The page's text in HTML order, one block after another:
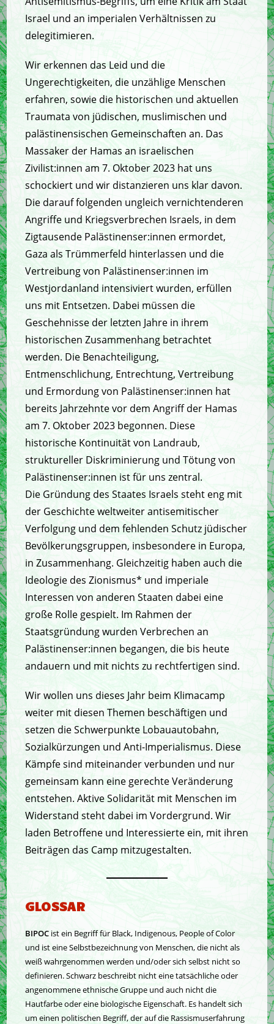
Israel und an imperialen Verhältnissen zu
delegitimieren.
Wir erkennen das Leid und die
Ungerechtigkeiten, die unzählige Menschen
erfahren, sowie die historischen und aktuellen
Traumata von jüdischen, muslimischen und
palästinensischen Gemeinschaften an. Das
Massaker der Hamas an israelischen
Zivilist:innen am 7. Oktober 2023 hat uns
schockiert und wir distanzieren uns klar davon.
Die darauf folgenden ungleich vernichtenderen
Angriffe und Kriegsverbrechen Israels, in dem
Zigtausende Palästinenser:innen ermordet,
Gaza als Trümmerfeld hinterlassen und die
Vertreibung von Palästinenser:innen im
Westjordanland intensiviert wurden, erfüllen
uns mit Entsetzen. Dabei müssen die
Geschehnisse der letzten Jahre in ihrem
historischen Zusammenhang betrachtet
werden. Die Benachteiligung,
Entmenschlichung, Entrechtung, Vertreibung
und Ermordung von Palästinenser:innen hat
bereits Jahrzehnte vor dem Angriff der Hamas
am 7. Oktober 2023 begonnen. Diese
historische Kontinuität von Landraub,
struktureller Diskriminierung und Tötung von
Palästinenser:innen ist für uns zentral.
Die Gründung des Staates Israels steht eng mit
der Geschichte weltweiter antisemitischer
Verfolgung und dem fehlenden Schutz jüdischer
Bevölkerungsgruppen, insbesondere in Europa,
in Zusammenhang. Gleichzeitig haben auch die
Ideologie des Zionismus* und imperiale
Interessen von anderen Staaten dabei eine
große Rolle gespielt. Im Rahmen der
Staatsgründung wurden Verbrechen an
Palästinenser:innen begangen, die bis heute
andauern und mit nichts zu rechtfertigen sind.
Wir wollen uns dieses Jahr beim Klimacamp
weiter mit diesen Themen beschäftigen und
setzen die Schwerpunkte Lobauautobahn,
Sozialkürzungen und Anti-Imperialismus. Diese
Kämpfe sind miteinander verbunden und nur
gemeinsam kann eine gerechte Veränderung
entstehen. Aktive Solidarität mit Menschen im
Widerstand steht dabei im Vordergrund. Wir
laden Betroffene und Interessierte ein, mit ihren
Beiträgen das Camp mitzugestalten.
GLOSSAR
BIPOC ist ein Begriff für Black, Indigenous, People of Color
und ist eine Selbstbezeichnung von Menschen, die nicht als
weiß wahrgenommen werden und/oder sich selbst nicht so
definieren. Schwarz beschreibt nicht eine tatsächliche oder
angenommene ethnische Gruppe und auch nicht die
Hautfarbe oder eine biologische Eigenschaft. Es handelt sich
um einen politischen Begriff, der auf die Rassismuserfahrung